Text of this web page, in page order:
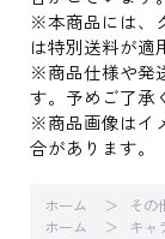
※本商品には、
は特別送料が適
※商品仕様や発
す。予めご了承
※商品画像はイ
合があります。
ホーム その
ホーム
キャ